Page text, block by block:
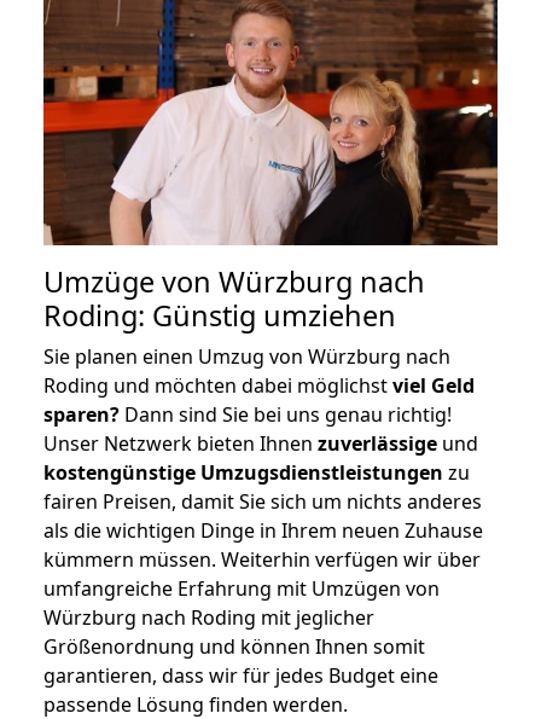
Umzüge von Würzburg nach
Roding: Günstig umziehen
Sie planen einen Umzug von Würzburg nach
Roding und möchten dabei möglichstviel Geld
sparen? Dann sind Sie bei uns genau richtig!
Unser Netzwerk bieten Ihnen zuverlässige und
kostengünstige Umzugsdienstleistungen zu
fairen Preisen, damit Sie sich um nichts anderes
als die wichtigen Dinge in Ihrem neuen Zuhause
kümmern müssen. Weiterhin verfügen wir über
umfangreiche Erfahrung mit Umzügen von
Würzburg nach Roding mit jeglicher
Größenordnung und können Ihnen somit
garantieren, dass wir für jedes Budget eine
passende Lösung finden werden.